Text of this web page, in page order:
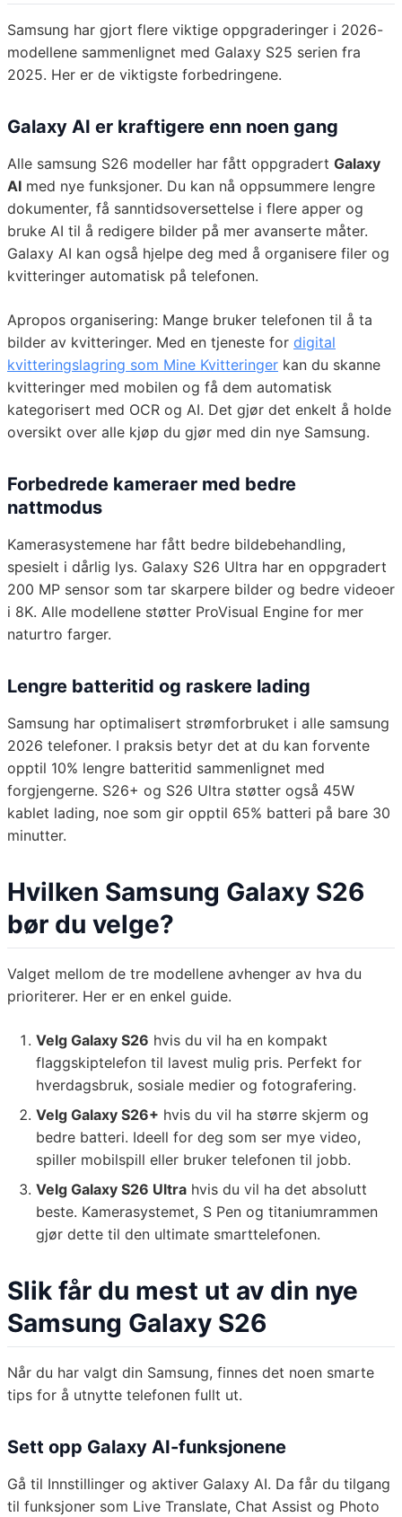
Samsung har gjort flere viktige oppgraderinger i 2026-
modellene sammenlignet med Galaxy S25 serien fra
2025. Her er de viktigste forbedringene.
Galaxy AI er kraftigere enn noen gang
Alle samsung S26 modeller har fått oppgradert Galaxy
AI med nye funksjoner. Du kan nå oppsummere lengre
dokumenter, få sanntidsoversettelse i flere apper og
bruke AI til å redigere bilder på mer avanserte måter.
Galaxy AI kan også hjelpe deg med å organisere filer og
kvitteringer automatisk på telefonen.
Apropos organisering: Mange bruker telefonen til å ta
bilder av kvitteringer. Med en tjeneste for digital
kvitteringslagring som Mine Kvitteringer kan du skanne
kvitteringer med mobilen og få dem automatisk
kategorisert med OCR og AI. Det gjør det enkelt å holde
oversikt over alle kjøp du gjør med din nye Samsung.
Forbedrede kameraer med bedre
nattmodus
Kamerasystemene har fått bedre bildebehandling,
spesielt i dårlig lys. Galaxy S26 Ultra har en oppgradert
200 MP sensor som tar skarpere bilder og bedre videoer
i 8K. Alle modellene støtter ProVisual Engine for mer
naturtro farger.
Lengre batteritid og raskere lading
Samsung har optimalisert strømforbruket i alle samsung
2026 telefoner. I praksis betyr det at du kan forvente
opptil 10% lengre batteritid sammenlignet med
forgjengerne. S26+ og S26 Ultra støtter også 45W
kablet lading, noe som gir opptil 65% batteri på bare 30
minutter.
Hvilken Samsung Galaxy S26
bør du velge?
Valget mellom de tre modellene avhenger av hva du
prioriterer. Her er en enkel guide.
Velg Galaxy S26 hvis du vil ha en kompakt
flaggskiptelefon til lavest mulig pris. Perfekt for
hverdagsbruk, sosiale medier og fotografering.
Velg Galaxy S26+ hvis du vil ha større skjerm og
bedre batteri. Ideell for deg som ser mye video,
spiller mobilspill eller bruker telefonen til jobb.
Velg Galaxy S26 Ultra hvis du vil ha det absolutt
beste. Kamerasystemet, S Pen og titaniumrammen
gjør dette til den ultimate smarttelefonen.
Slik får du mest ut av din nye
Samsung Galaxy S26
Når du har valgt din Samsung, finnes det noen smarte
tips for å utnytte telefonen fullt ut.
Sett opp Galaxy AI-funksjonene
Gå til Innstillinger og aktiver Galaxy AI. Da får du tilgang
til funksjoner som Live Translate, Chat Assist og Photo